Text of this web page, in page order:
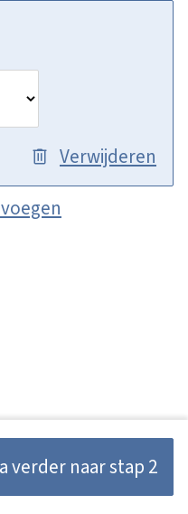
Verwijderen
verder naar stap 2